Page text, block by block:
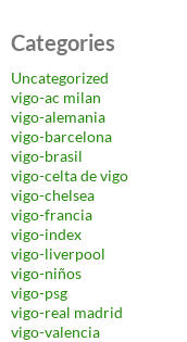
Categories
Uncategorized
vigo-ac milan
vigo-alemania
vigo-barcelona
vigo-brasil
vigo-celta de vigo
vigo-chelsea
vigo-francia
vigo-index
vigo-liverpool
vigo-niños
vigo-psg
vigo-real madrid
vigo-valencia